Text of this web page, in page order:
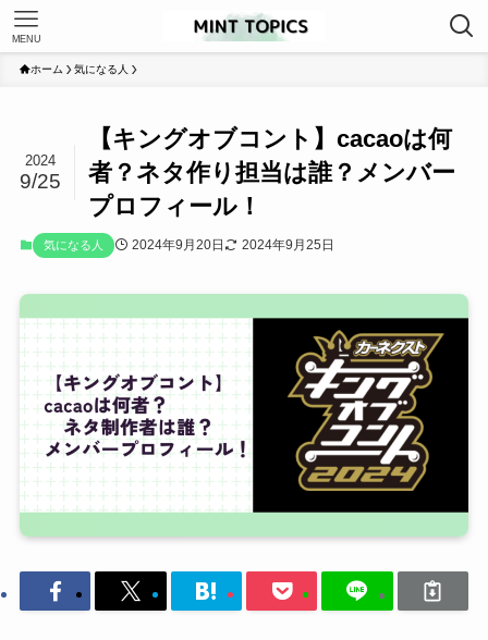
MENU
ホーム 気になる人
【キングオブコント】cacaoは何
者？ネタ作り担当は誰？メンバー
プロフィール！
2024
9/25
気になる人 2024年9月20日 2024年9月25日